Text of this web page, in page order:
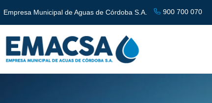
Empresa Municipal de Aguas de Córdoba S.A. 900 700 070